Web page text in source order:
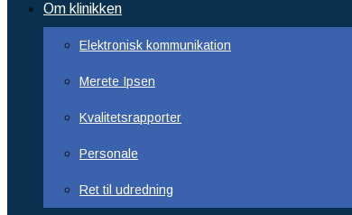
Om klinikken
Elektronisk kommunikation
Merete Ipsen
Kvalitetsrapporter
Personale
Ret til udredning